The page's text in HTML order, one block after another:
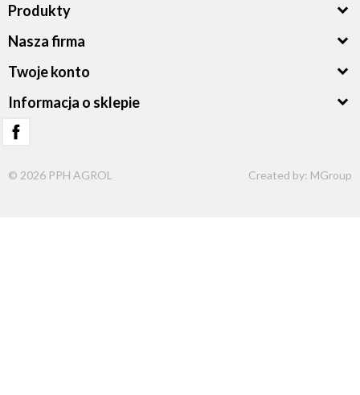
Produkty
Nasza firma
Twoje konto
Informacja o sklepie
© 2026 PPH AGROL Created by: MGroup